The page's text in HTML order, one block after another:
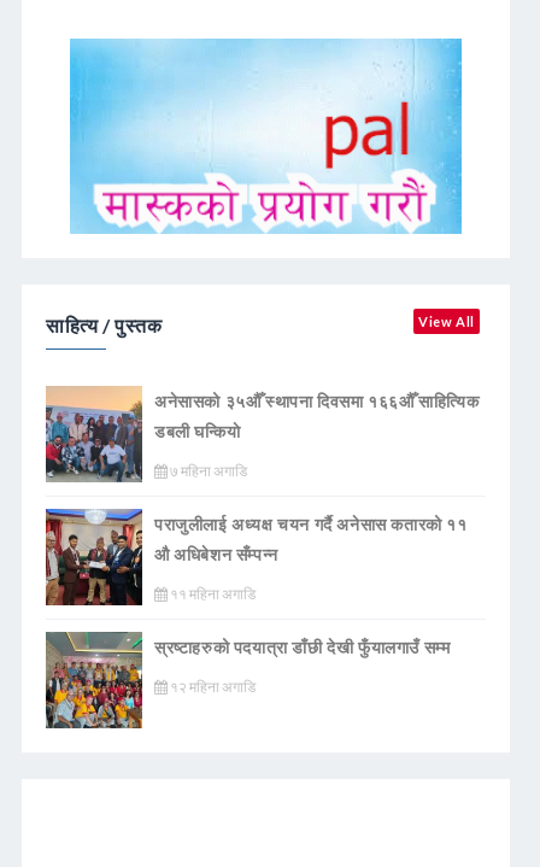
साहित्य / पुस्तक View All
अनेसासको ३५औँ स्थापना दिवसमा १६६औँ साहित्यिक
डबली घन्कियाे
७ महिना अगाडि
पराजुलीलाई अध्यक्ष चयन गर्दै अनेसास कतारको ११
औ अधिबेशन सँम्पन्न
११ महिना अगाडि
स्रष्टाहरुको पदयात्रा डाँछी देखी फुँयालगाउँ सम्म
१२ महिना अगाडि